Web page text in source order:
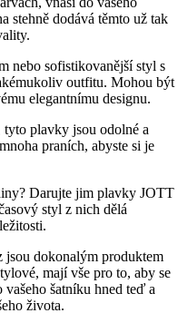
stehně dodává těmto už tak
nebo sofistikovanější styl s
outfitu. Mohou být
elegantnímu designu.
plavky jsou odolné a
praních, abyste si je
Darujte jim plavky JOTT
styl z nich dělá
dokonalým produktem
mají vše pro to, aby se
šatníku hned teď a
života.